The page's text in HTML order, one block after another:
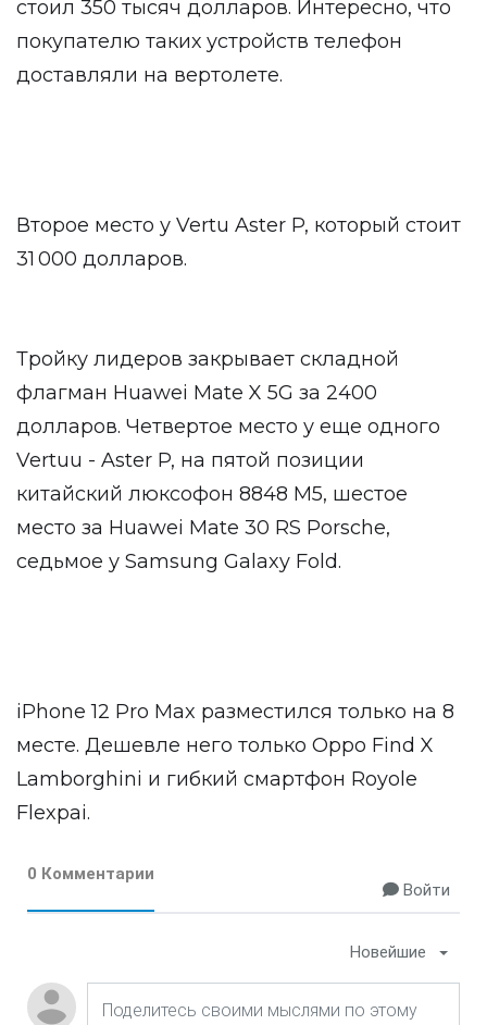
стоил 350 тысяч долларов. Интересно, что
покупателю таких устройств телефон
доставляли на вертолете.
Второе место у Vertu Aster P, который стоит
31 000 долларов.
Тройку лидеров закрывает складной
флагман Huawei Mate X 5G за 2400
долларов. Четвертое место у еще одного
Vertuu - Aster P, на пятой позиции
китайский люксофон 8848 M5, шестое
место за Huawei Mate 30 RS Porsche,
седьмое у Samsung Galaxy Fold.
iPhone 12 Pro Max разместился только на 8
месте. Дешевле него только Oppo Find X
Lamborghini и гибкий смартфон Royole
Flexpai.
0 Комментарии
Войти
Новейшие